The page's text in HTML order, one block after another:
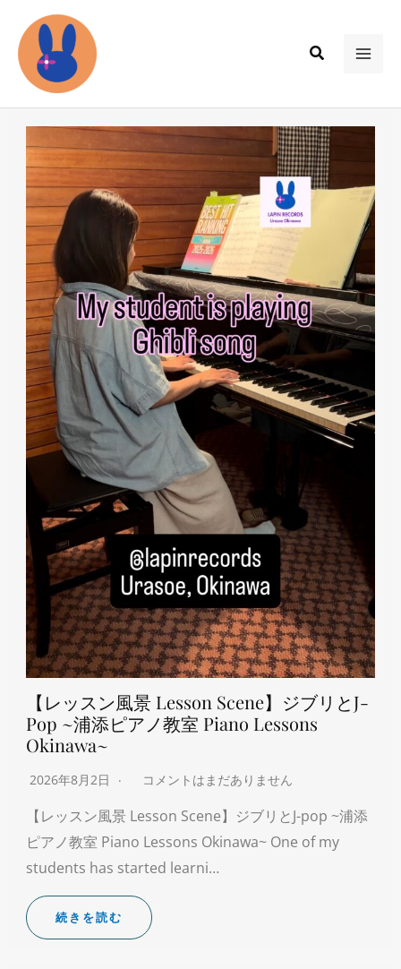
検
【レッスン風景 Lesson Scene】ジブリとJ-
Pop ~浦添ピアノ教室 Piano Lessons
Okinawa~
2026年8月2日 コメントはまだありません
【レッスン風景 Lesson Scene】ジブリとJ-pop ~浦添
ピアノ教室 Piano Lessons Okinawa~ One of my
students has started learni…
続きを読む